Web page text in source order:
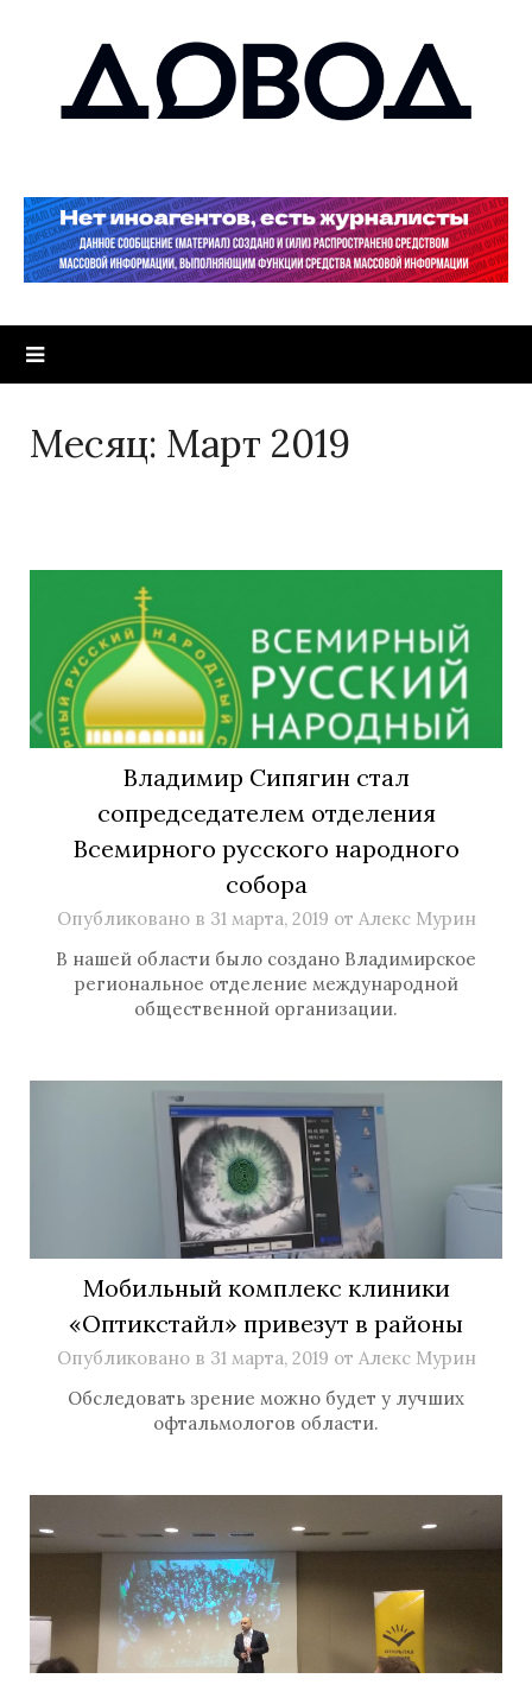
Месяц: Март 2019
Владимир Сипягин стал
сопредседателем отделения
Всемирного русского народного
собора
Опубликовано в 31 марта, 2019 от Алекс Мурин
В нашей области было создано Владимирское
региональное отделение международной
общественной организации.
Мобильный комплекс клиники
«Оптикстайл» привезут в районы
Опубликовано в 31 марта, 2019 от Алекс Мурин
Обследовать зрение можно будет у лучших
офтальмологов области.